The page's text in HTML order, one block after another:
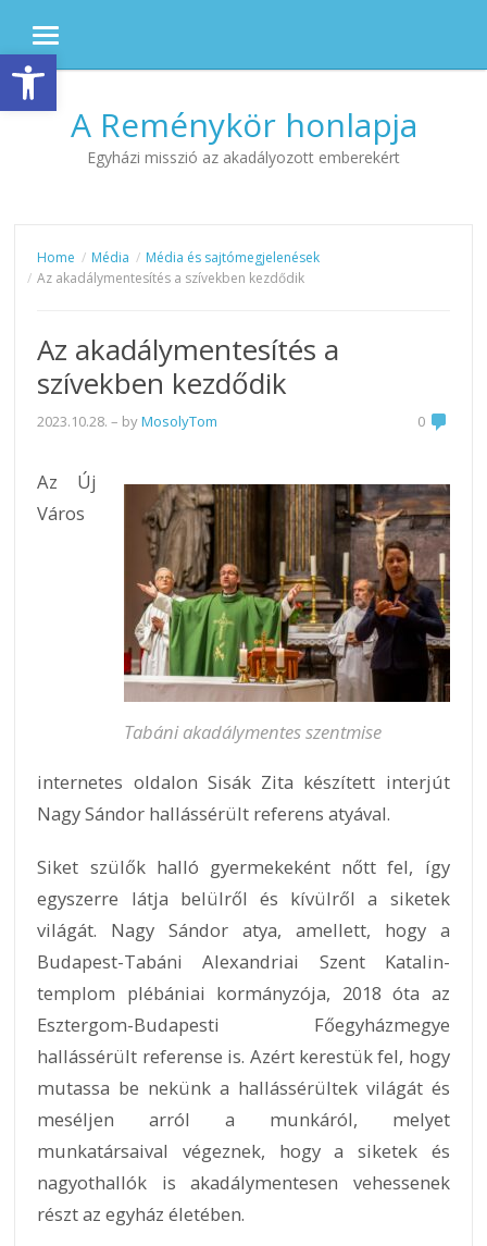
Eszköztár megnyitása
MENU
Skip to content
A Reménykör honlapja
Egyházi misszió az akadályozott emberekért
Home Média
Média és sajtómegjelenések
Az akadálymentesítés a szívekben kezdődik
Az akadálymentesítés a
szívekben kezdődik
2023.10.28. – byMosolyTom 0
Tabáni akadálymentes szentmise
Az Új
Város
internetes oldalon Sisák Zita készített interjút
Nagy Sándor hallássérült referens atyával.
Siket szülők halló gyermekeként nőtt fel, így
egyszerre látja belülről és kívülről a siketek
világát. Nagy Sándor atya, amellett, hogy a
Budapest-Tabáni Alexandriai Szent Katalin-
templom plébániai kormányzója, 2018 óta az
Esztergom-Budapesti Főegyházmegye
hallássérült referense is. Azért kerestük fel, hogy
mutassa be nekünk a hallássérültek világát és
meséljen arról a munkáról, melyet
munkatársaival végeznek, hogy a siketek és
nagyothallók is akadálymentesen vehessenek
részt az egyház életében.